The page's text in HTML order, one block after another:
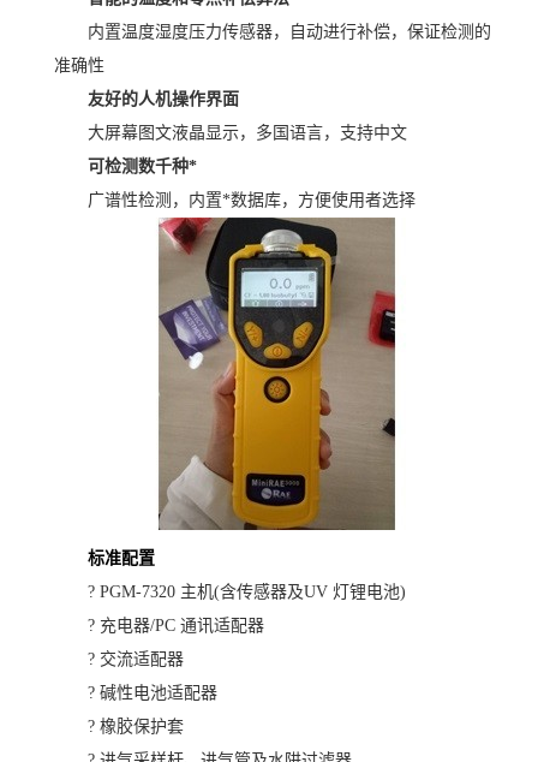
内置温度湿度压力传感器，自动进行补偿，保证检测的
准确性
友好的人机操作界面
大屏幕图文液晶显示，多国语言，支持中文
可检测数千种*
广谱性检测，内置*数据库，方便使用者选择
标准配置
? PGM-7320 主机(含传感器及UV 灯锂电池)
? 充电器/PC 通讯适配器
? 交流适配器
? 碱性电池适配器
? 橡胶保护套